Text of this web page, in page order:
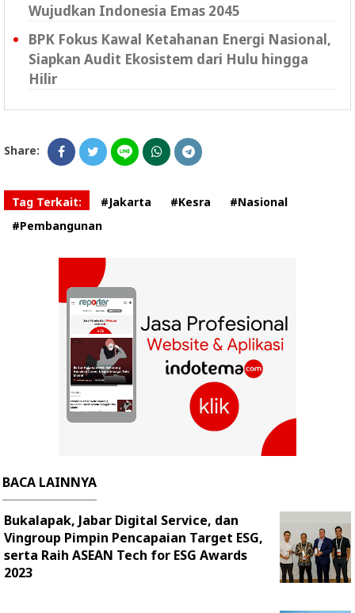
Wujudkan Indonesia Emas 2045
BPK Fokus Kawal Ketahanan Energi Nasional,
Siapkan Audit Ekosistem dari Hulu hingga
Hilir
Share:
Tag Terkait: #Jakarta #Kesra
#Nasional
#Pembangunan
BACA LAINNYA
Bukalapak, Jabar Digital Service, dan
Vingroup Pimpin Pencapaian Target ESG,
serta Raih ASEAN Tech for ESG Awards
2023